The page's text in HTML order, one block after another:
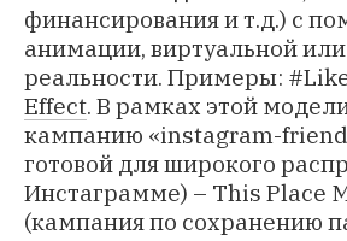
финансирования и т.д.) с
анимации, виртуальной
реальности. Примеры:
Effect. В рамках этой
кампанию «instagram-
готовой для широкого
Инстаграмме) – This Place
(кампания по сохранению